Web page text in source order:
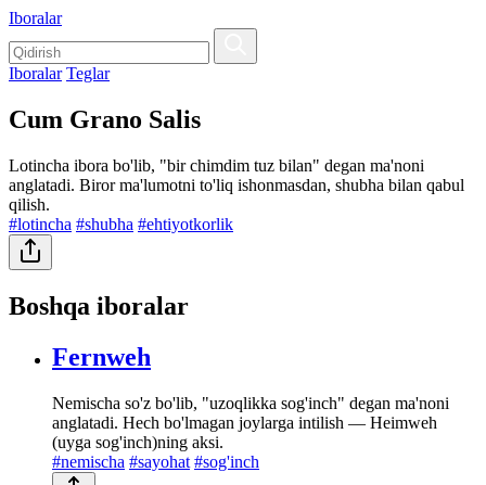
Iboralar
Iboralar Teglar
Cum Grano Salis
Lotincha ibora bo'lib, "bir chimdim tuz bilan" degan ma'noni
anglatadi. Biror ma'lumotni to'liq ishonmasdan, shubha bilan qabul
qilish.
#lotincha #shubha #ehtiyotkorlik
Boshqa iboralar
Fernweh
Nemischa so'z bo'lib, "uzoqlikka sog'inch" degan ma'noni
anglatadi. Hech bo'lmagan joylarga intilish — Heimweh
(uyga sog'inch)ning aksi.
#nemischa #sayohat #sog'inch